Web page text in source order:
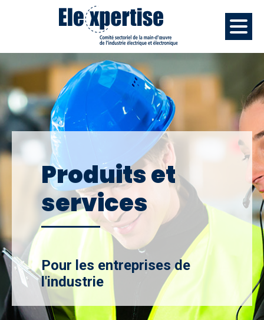
Produits et
services
Pour les entreprises de
l'industrie